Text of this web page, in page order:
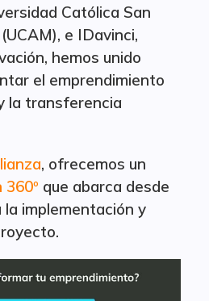
Católica San
e IDavinci,
hemos unido
el emprendimiento
la transferencia
, ofrecemos un
que abarca desde
implementación y